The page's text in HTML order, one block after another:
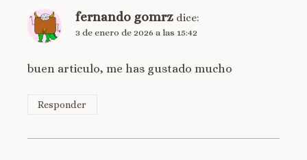
fernando gomrz dice:
3 de enero de 2026 a las 15:42
buen articulo, me has gustado mucho
Responder